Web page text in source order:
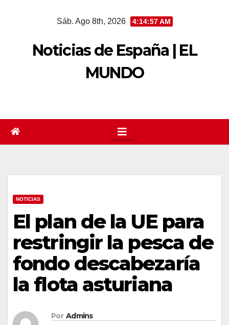
Sáb. Ago 8th, 2026 4:14:57 AM
Noticias de España | EL
MUNDO
NOTICIAS
El plan de la UE para
restringir la pesca de
fondo descabezaría
la flota asturiana
Por Admins